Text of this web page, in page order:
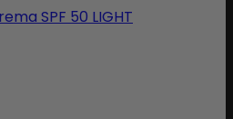
SPF 50 LIGHT